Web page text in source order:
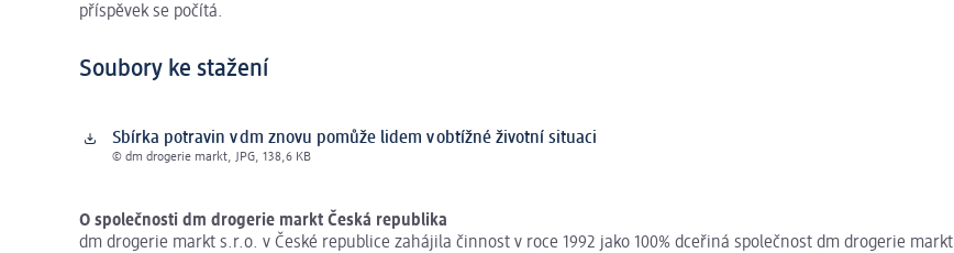
příspěvek se počítá.
Soubory ke stažení
Sbírka potravin v dm znovu pomůže lidem v obtížné životní situaci
© dm drogerie markt, JPG, 138,6 KB
O společnosti dm drogerie markt Česká republika
dm drogerie markt s.r.o. v České republice zahájila činnost v roce 1992 jako 100% dceřiná společnost dm drogerie markt